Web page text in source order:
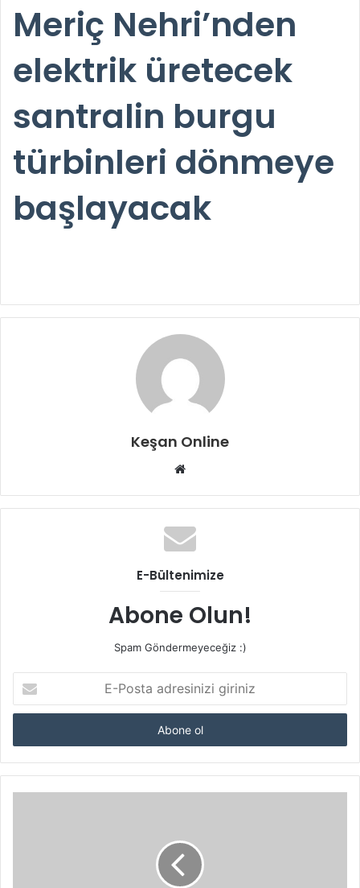
Meriç Nehri’nden
elektrik üretecek
santralin burgu
türbinleri dönmeye
başlayacak
Keşan Online
Web
E-Bültenimize
Abone Olun!
Spam Göndermeyeceğiz :)
Posta
adresinizi